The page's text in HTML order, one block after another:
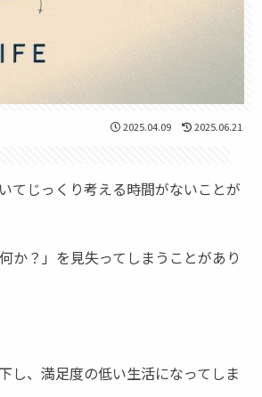
2025.04.09
2025.06.21
てじっくり考える時間がないことが
か？」を見失ってしまうことがあり
し、満足度の低い生活になってしま